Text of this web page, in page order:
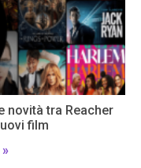
novità tra Reacher
film